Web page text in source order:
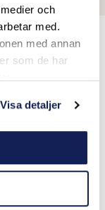
och
med.
med annan
som de har
Visa detaljer
via Oslo till
landskap.